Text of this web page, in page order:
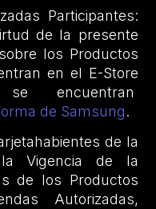
Participantes:
de la presente
los Productos
en el E-Store
encuentran
de Samsung.
de la
Vigencia de la
de los Productos
Autorizadas,